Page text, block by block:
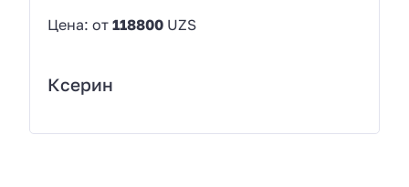
Цена: от118800 UZS
Ксерин